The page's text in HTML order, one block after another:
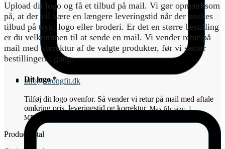
info@strongfit.dk
Upload dit logo og få et tilbud på mail. Vi gør opmærksom
på, at der vil være en længere leveringstid når der ønskes
tilbud på tryk, logo eller broderi. Er det en større bestilling
er du velkommen til at sende en mail. Vi vender retur på
mail med korrektur af de valgte produkter, før vi sætter
bestillingen i gang.
Dit logo*
Tilføj dit logo ovenfor. Så vender vi retur på mail med aftale
omkring pris, leveringstid og korrektur.Max file size: 1
MB
Product total